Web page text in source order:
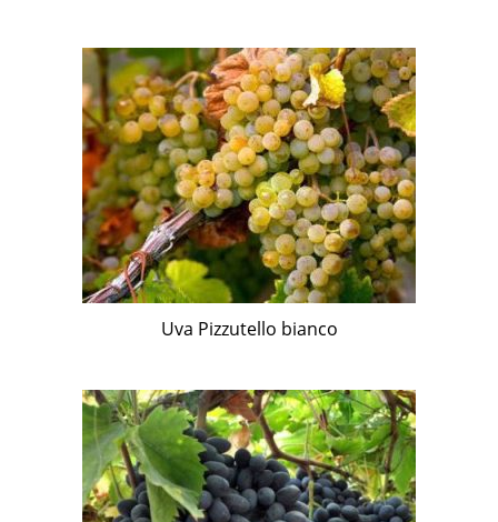
Uva Pizzutello bianco